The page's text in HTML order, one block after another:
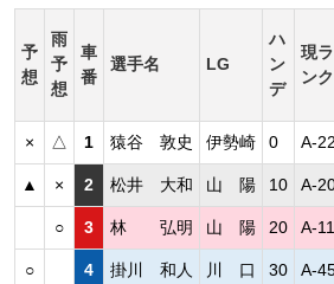
予
想
雨
予
想
車
番
選手名 LG
ハ
ン
デ
現ラ
ンク
× △ 1 猿谷 敦史 伊勢崎 0 A-
▲ × 2 松井 大和 山 陽 10 A-
○ 3 林 弘明 山 陽 20 A-
○ 4 掛川 和人 川 口 30 A-